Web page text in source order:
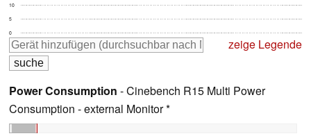
0
5
10
zeige Legende
Power Consumption - Cinebench R15 Multi Power
Consumption - external Monitor *